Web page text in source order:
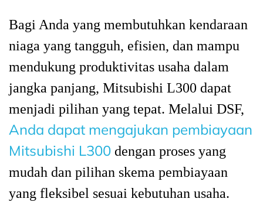
Bagi Anda yang membutuhkan kendaraan
niaga yang tangguh, efisien, dan mampu
mendukung produktivitas usaha dalam
jangka panjang, Mitsubishi L300 dapat
menjadi pilihan yang tepat. Melalui DSF,
Anda dapat mengajukan pembiayaan
Mitsubishi L300 dengan proses yang
mudah dan pilihan skema pembiayaan
yang fleksibel sesuai kebutuhan usaha.